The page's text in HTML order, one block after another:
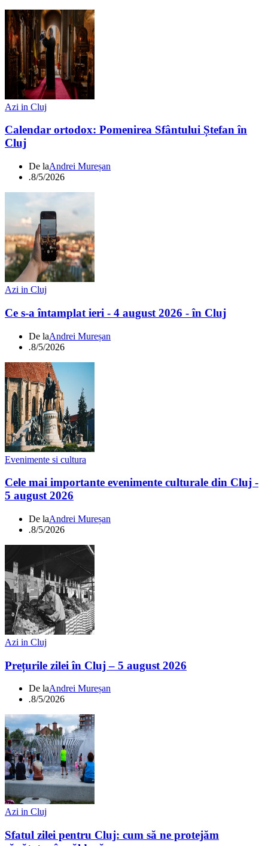
Azi in Cluj
Calendar ortodox: Pomenirea Sfântului Ștefan în
Cluj
De laAndrei Mureșan
.8/5/2026
Azi in Cluj
Ce s-a întamplat ieri - 4 august 2026 - în Cluj
De laAndrei Mureșan
.8/5/2026
Evenimente si cultura
Cele mai importante evenimente culturale din Cluj -
5 august 2026
De laAndrei Mureșan
.8/5/2026
Azi in Cluj
Prețurile zilei în Cluj – 5 august 2026
De laAndrei Mureșan
.8/5/2026
Azi in Cluj
Sfatul zilei pentru Cluj: cum să ne protejăm